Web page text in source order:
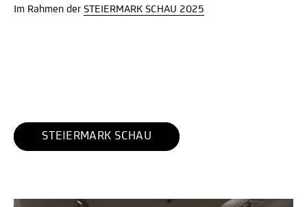
Im Rahmen der STEIERMARK SCHAU 2025
STEIERMARK SCHAU